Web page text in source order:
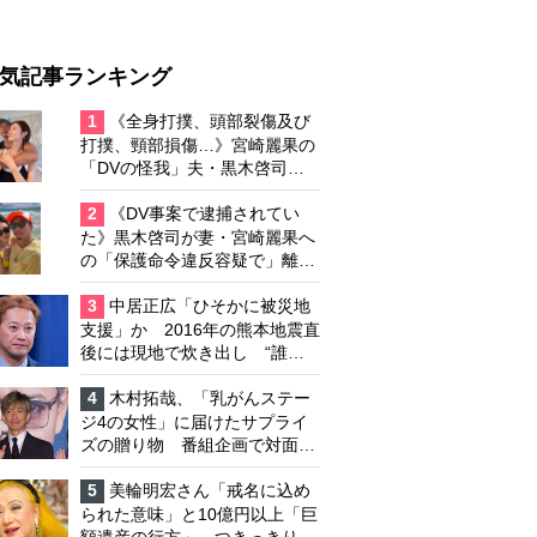
記事ランキング
1
《全身打撲、頭部裂傷及び
打撲、頸部損傷…》宮崎麗果の
「DVの怪我」夫・黒木啓司の
逮捕で始まる「夫婦の闘争」
2
《DV事案で逮捕されてい
た》黒木啓司が妻・宮崎麗果へ
の「保護命令違反容疑で」離婚
協議は「第二ステージ」へ
3
中居正広「ひそかに被災地
支援」か 2016年の熊本地震直
後には現地で炊き出し “誰に
も知られなくて良い”と、むし
ろ強まる福祉活動への思い
4
木村拓哉、「乳がんステー
ジ4の女性」に届けたサプライ
ズの贈り物 番組企画で対面し
たファンが、夢と希望を与える
心遣いに「うれしくて号泣しま
した」
5
美輪明宏さん「戒名に込め
られた意味」と10億円以上「巨